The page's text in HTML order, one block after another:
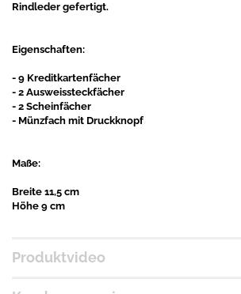
Rindleder gefertigt.
Eigenschaften:
- 9 Kreditkartenfächer
- 2 Ausweissteckfächer
- 2 Scheinfächer
- Münzfach mit Druckknopf
Maße:
Breite 11,5 cm
Höhe 9 cm
Produktvideo